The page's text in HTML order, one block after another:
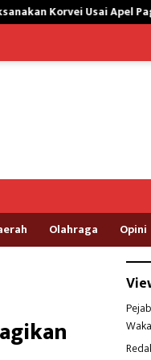
Pagi, Peduli lingkungan
Olahraga Opini